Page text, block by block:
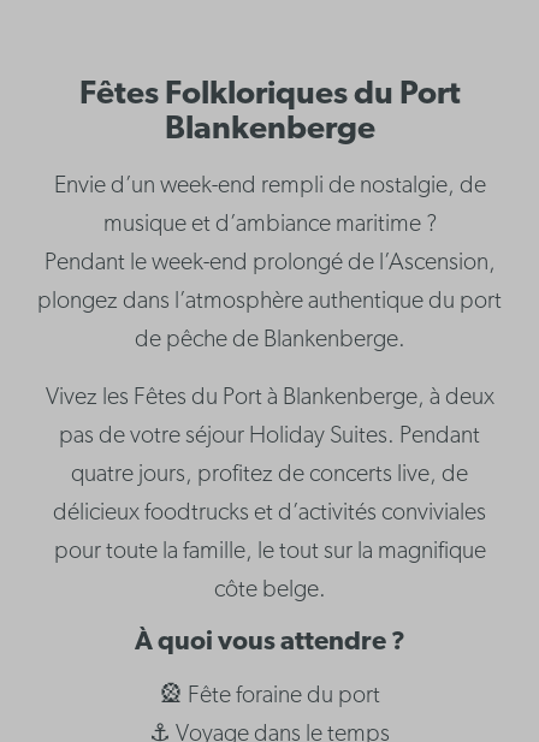
Fêtes Folkloriques du Port
Blankenberge
Envie d’un week-end rempli de nostalgie, de
musique et d’ambiance maritime ?
Pendant le week-end prolongé de l’Ascension,
plongez dans l’atmosphère authentique du port
de pêche de Blankenberge.
Vivez les Fêtes du Port à Blankenberge, à deux
pas de votre séjour Holiday Suites. Pendant
quatre jours, profitez de concerts live, de
délicieux foodtrucks et d’activités conviviales
pour toute la famille, le tout sur la magnifique
côte belge.
À quoi vous attendre ?
🎡 Fête foraine du port
⚓ Voyage dans le temps